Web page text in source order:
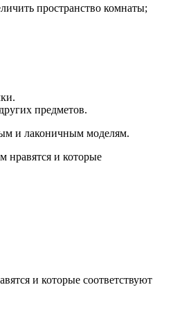
пространство комнаты;
предметов.
и лаконичным моделям.
нравятся и которые
и которые соответствуют